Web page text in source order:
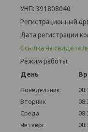
УНП: 391808040
Регистрационный
Дата регистрации
Ссылка на
Режим работы:
День
Понедельник
Вторник
Среда
Четверг